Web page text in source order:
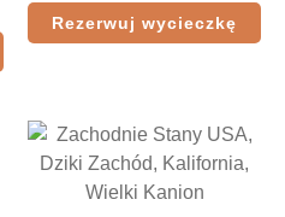
Rezerwuj wycieczkę